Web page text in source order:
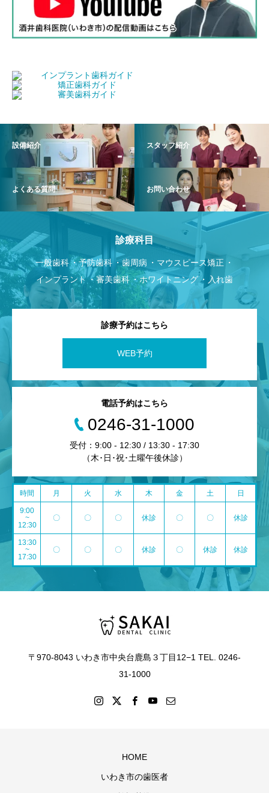
設備紹介 スタッフ紹介
よくある質問 お問い合わせ
診療科目
一般歯科 予防歯科 歯周病
マウスピース矯正
インプラント
審美歯科 ホワイトニング 入れ歯
診療予約はこちら
WEB予約
電話予約はこちら
0246-31-1000
受付：9:00 - 12:30 / 13:30 - 17:30
（木･日･祝･土曜午後休診）
時間 月 火 水 木 金 土 日
9:00
~
12:30
〇 〇 〇 休診 〇 〇 休診
13:30
~
17:30
〇 〇 〇 休診 〇 休診 休診
〒970-8043 いわき市中央台鹿島３丁目12−1 TEL. 0246-
31-1000
HOME
いわき市の歯医者